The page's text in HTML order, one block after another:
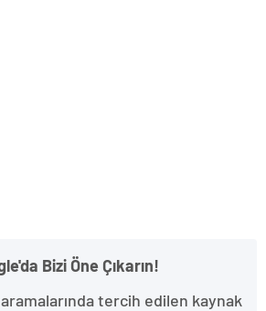
Bizi Öne Çıkarın!
tercih edilen kaynak